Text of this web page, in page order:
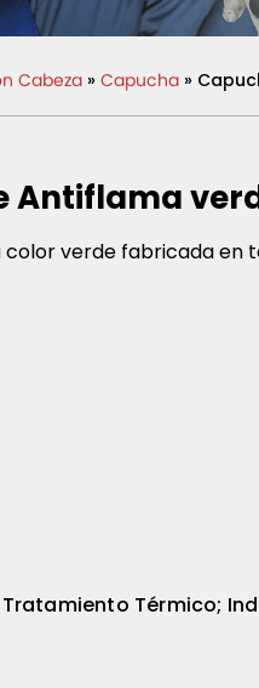
Cabeza » Capucha »
Antiflama
verde fabricada en
Térmico;